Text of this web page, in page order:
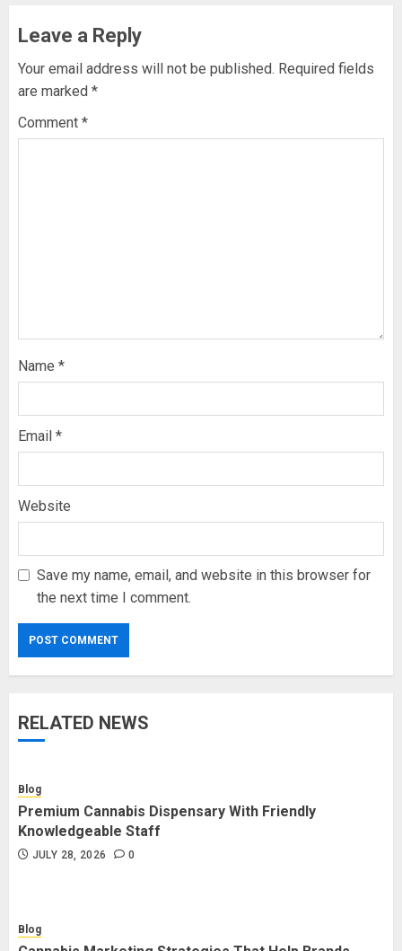
Leave a Reply
Your email address will not be published. Required fields
are marked *
Comment *
Name *
Email *
Website
Save my name, email, and website in this browser for
the next time I comment.
RELATED NEWS
Blog
Premium Cannabis Dispensary With Friendly
Knowledgeable Staff
JULY 28, 2026 0
Blog